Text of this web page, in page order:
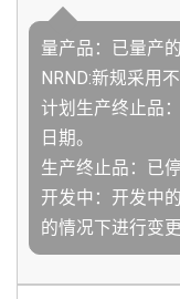
量产品：已量产
NRND:新规采用
计划生产终止品
日期。
生产终止品：已
开发中：开发中
的情况下进行变更